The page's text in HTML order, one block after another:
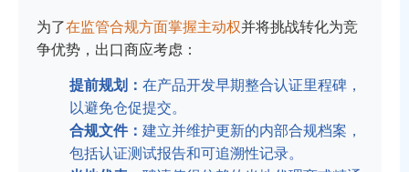
为了在监管合规方面掌握主动权并将挑战转化为竞
争优势，出口商应考虑：
提前规划： 在产品开发早期整合认证里程碑，
以避免仓促提交。
合规文件： 建立并维护更新的内部合规档案，
包括认证测试报告和可追溯性记录。